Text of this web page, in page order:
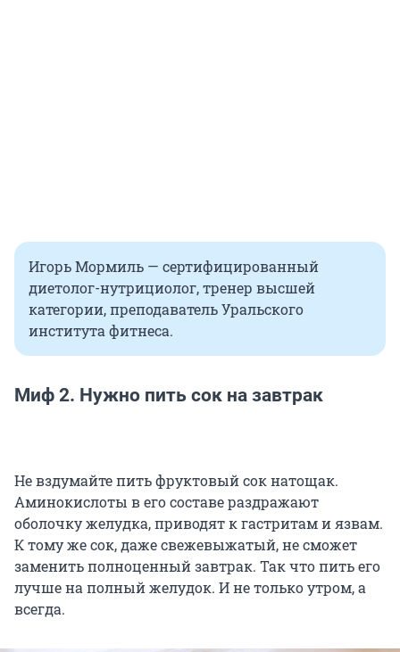
Игорь Мормиль — сертифицированный
диетолог-нутрициолог, тренер высшей
категории, преподаватель Уральского
института фитнеса.
Миф 2. Нужно пить сок на завтрак
Не вздумайте пить фруктовый сок натощак.
Аминокислоты в его составе раздражают
оболочку желудка, приводят к гастритам и язвам.
К тому же сок, даже свежевыжатый, не сможет
заменить полноценный завтрак. Так что пить его
лучше на полный желудок. И не только утром, а
всегда.